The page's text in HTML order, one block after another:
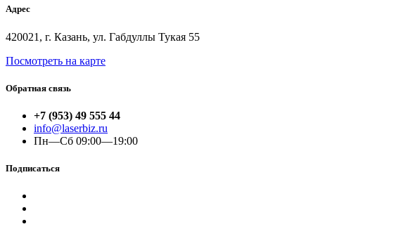
Адрес
420021, г. Казань, ул. Габдуллы Тукая 55
Посмотреть на карте
Обратная связь
+7 (953) 49 555 44
info@laserbiz.ru
Пн—Сб 09:00—19:00
Подписаться